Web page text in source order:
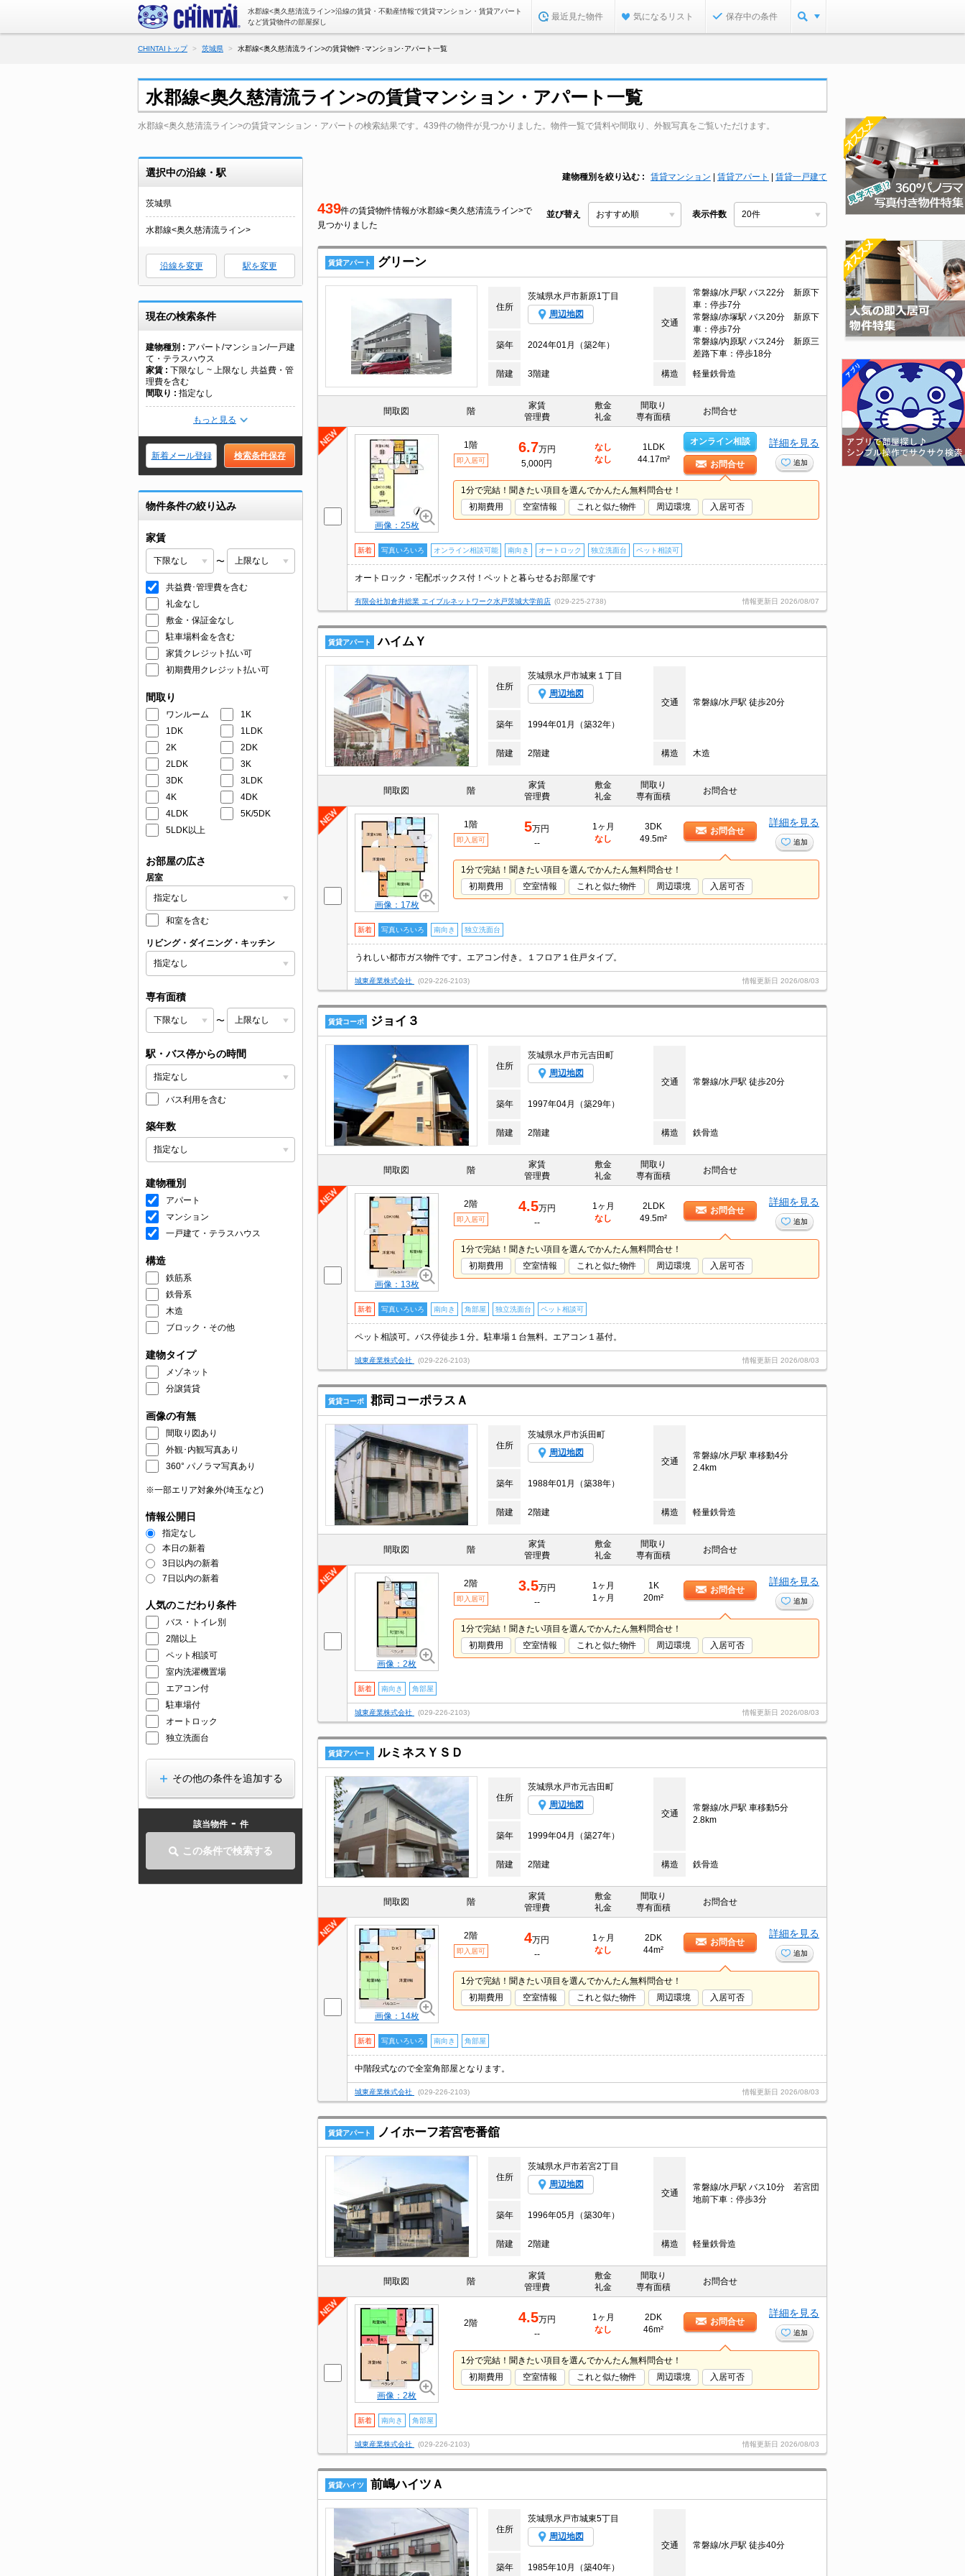
水郡線<奥久慈清流ライン>沿線の賃貸・不動産情報で賃貸マンション・賃貸アパート
など賃貸物件の部屋探し
最近見た物件 気になるリスト 保存中の条件
CHINTAIトップ 茨城県 水郡線<奥久慈清流ライン>の賃貸物件･マンション･アパート一覧
水郡線<奥久慈清流ライン>の賃貸マンション・アパート一覧
水郡線<奥久慈清流ライン>の賃貸マンション・アパートの検索結果です。439件の物件が見つかりました。物件一覧で賃料や間取り、外観写真をご覧いただけます。
選択中の沿線・駅
茨城県
水郡線<奥久慈清流ライン>
沿線を変更 駅を変更
現在の検索条件
建物種別
アパート/マンション/一戸建
て・テラスハウス
家賃
下限なし ~ 上限なし 共益費・管
理費を含む
間取り
指定なし
もっと見る
新着メール登録 検索条件保存
物件条件の絞り込み
家賃
〜
共益費･管理費を含む
礼金なし
敷金・保証金なし
駐車場料金を含む
家賃クレジット払い可
初期費用クレジット払い可
間取り
ワンルーム
1K
1DK
1LDK
2K
2DK
2LDK
3K
3DK
3LDK
4K
4DK
4LDK
5K/5DK
5LDK以上
お部屋の広さ
居室
和室を含む
リビング・ダイニング・キッチン
専有面積
〜
駅・バス停からの時間
バス利用を含む
築年数
建物種別
アパート
マンション
一戸建て・テラスハウス
構造
鉄筋系
鉄骨系
木造
ブロック・その他
建物タイプ
メゾネット
分譲賃貸
画像の有無
間取り図あり
外観･内観写真あり
360° パノラマ写真あり
※一部エリア対象外(埼玉など)
情報公開日
指定なし
本日の新着
3日以内の新着
7日以内の新着
人気のこだわり条件
バス・トイレ別
2階以上
ペット相談可
室内洗濯機置場
エアコン付
駐車場付
オートロック
独立洗面台
その他の条件を追加する
該当物件 - 件
この条件で検索する
建物種別を絞り込む 賃貸マンション 賃貸アパート 賃貸一戸建て
439件の賃貸物件情報が水郡線<奥久慈清流ライン>で
見つかりました
並び替え 表示件数
賃貸アパート グリーン
住所
茨城県水戸市新原1丁目
周辺地図
交通
常磐線/水戸駅 バス22分 新原下
車：停歩7分
常磐線/赤塚駅 バス20分 新原下
車：停歩7分
常磐線/内原駅 バス24分 新原三
差路下車：停歩18分
築年 2024年01月（築2年）
階建 3階建 構造 軽量鉄骨造
間取図 階
家賃
管理費
敷金
礼金
間取り
専有面積
お問合せ
画像：25枚
1階
即入居可
6.7万円
5,000円
なし
なし
1LDK
44.17m²
オンライン相談
お問合せ
詳細を見る
追加
1分で完結！聞きたい項目を選んでかんたん無料問合せ！
初期費用
空室情報 これと似た物件 周辺環境 入居可否
新着 写真いろいろ オンライン相談可能 南向き オートロック 独立洗面台 ペット相談可
オートロック・宅配ボックス付！ペットと暮らせるお部屋です
有限会社加倉井総業 エイブルネットワーク水戸茨城大学前店 (029-225-2738) 情報更新日 2026/08/07
賃貸アパート ハイムＹ
住所
茨城県水戸市城東１丁目
周辺地図
交通
常磐線/水戸駅 徒歩20分
築年 1994年01月（築32年）
階建 2階建 構造 木造
間取図 階
家賃
管理費
敷金
礼金
間取り
専有面積
お問合せ
画像：17枚
1階
即入居可
5万円
--
1ヶ月
なし
3DK
49.5m²
お問合せ
詳細を見る
追加
1分で完結！聞きたい項目を選んでかんたん無料問合せ！
初期費用
空室情報 これと似た物件 周辺環境 入居可否
新着 写真いろいろ 南向き 独立洗面台
うれしい都市ガス物件です。エアコン付き。１フロア１住戸タイプ。
城東産業株式会社 (029-226-2103) 情報更新日 2026/08/03
賃貸コーポ ジョイ３
住所
茨城県水戸市元吉田町
周辺地図
交通
常磐線/水戸駅 徒歩20分
築年 1997年04月（築29年）
階建 2階建 構造 鉄骨造
間取図 階
家賃
管理費
敷金
礼金
間取り
専有面積
お問合せ
画像：13枚
2階
即入居可
4.5万円
--
1ヶ月
なし
2LDK
49.5m²
お問合せ
詳細を見る
追加
1分で完結！聞きたい項目を選んでかんたん無料問合せ！
初期費用
空室情報 これと似た物件 周辺環境 入居可否
新着 写真いろいろ 南向き 角部屋 独立洗面台 ペット相談可
ペット相談可。バス停徒歩１分。駐車場１台無料。エアコン１基付。
城東産業株式会社 (029-226-2103) 情報更新日 2026/08/03
賃貸コーポ 郡司コーポラスＡ
住所
茨城県水戸市浜田町
周辺地図
交通
常磐線/水戸駅 車移動4分
2.4km
築年
1988年01月（築38年）
階建 2階建 構造 軽量鉄骨造
間取図 階
家賃
管理費
敷金
礼金
間取り
専有面積
お問合せ
画像：2枚
2階
即入居可
3.5万円
--
1ヶ月
1ヶ月
1K
20m²
お問合せ
詳細を見る
追加
1分で完結！聞きたい項目を選んでかんたん無料問合せ！
初期費用
空室情報 これと似た物件 周辺環境 入居可否
新着 南向き 角部屋
城東産業株式会社 (029-226-2103) 情報更新日 2026/08/03
賃貸アパート ルミネスＹＳＤ
住所
茨城県水戸市元吉田町
周辺地図
交通
常磐線/水戸駅 車移動5分
2.8km
築年
1999年04月（築27年）
階建 2階建 構造 鉄骨造
間取図 階
家賃
管理費
敷金
礼金
間取り
専有面積
お問合せ
画像：14枚
2階
即入居可
4万円
--
1ヶ月
なし
2DK
44m²
お問合せ
詳細を見る
追加
1分で完結！聞きたい項目を選んでかんたん無料問合せ！
初期費用
空室情報 これと似た物件 周辺環境 入居可否
新着 写真いろいろ 南向き 角部屋
中階段式なので全室角部屋となります。
城東産業株式会社 (029-226-2103) 情報更新日 2026/08/03
賃貸アパート ノイホーフ若宮壱番舘
住所
茨城県水戸市若宮2丁目
周辺地図
交通
常磐線/水戸駅 バス10分 若宮団
地前下車：停歩3分
築年
1996年05月（築30年）
階建 2階建 構造 軽量鉄骨造
間取図 階
家賃
管理費
敷金
礼金
間取り
専有面積
お問合せ
画像：2枚
2階 4.5万円
--
1ヶ月
なし
2DK
46m²
お問合せ
詳細を見る
追加
1分で完結！聞きたい項目を選んでかんたん無料問合せ！
初期費用
空室情報 これと似た物件 周辺環境 入居可否
新着 南向き 角部屋
城東産業株式会社 (029-226-2103) 情報更新日 2026/08/03
賃貸ハイツ 前嶋ハイツＡ
住所
茨城県水戸市城東5丁目
周辺地図
交通
常磐線/水戸駅 徒歩40分
築年 1985年10月（築40年）